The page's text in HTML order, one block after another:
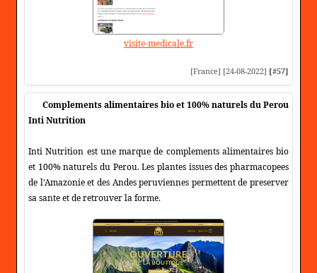
visite-medicale.fr
[France] [24-08-2022] [#57]
Complements alimentaires bio et 100% naturels du Perou
Inti Nutrition
Inti Nutrition est une marque de complements alimentaires bio
et 100% naturels du Perou. Les plantes issues des pharmacopees
de l'Amazonie et des Andes peruviennes permettent de preserver
sa sante et de retrouver la forme.